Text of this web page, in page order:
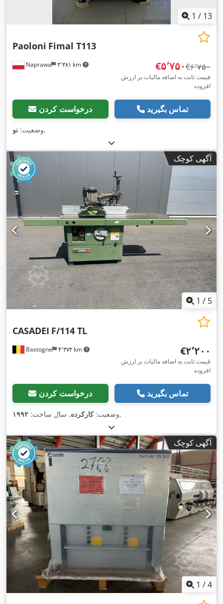
1 / 13
Naprawa ۳٬۳۸۱ km
Paoloni Fimal T113
‎€۵٬۷۵۰ ‎€۶٬۷۵۰
قیمت ثابت به اضافه مالیات بر ارزش
افزوده
درخواست کردن تماس بگیرید
وضعیت: نو ,
آگهی کوچک
1 / 5
Bastogne ۴٬۳۷۳ km
CASADEI F/114 TL
‎€۲٬۲۰۰
قیمت ثابت به اضافه مالیات بر ارزش
افزوده
درخواست کردن تماس بگیرید
وضعیت:کارکرده, سال ساخت: ۱۹۹۲ ,
آگهی کوچک
1 /4